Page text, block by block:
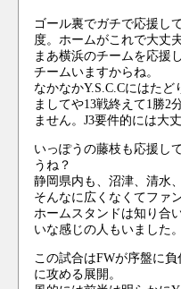
ゴール裏でガチで応援し
度。ホームがこれで大丈
まあ横浜のチームを応援
チームいますからね。
なかなかY.S.C.Cにはたど
ましてや13戦終えて1勝2
ません。J3要件的には大
いっぽうの藤枝も応援し
うね？
静岡県内も、沼津、清水
そんなに広くなくてファ
ホームスタンドは知り合
いな感じの人もいました。
この試合はFWが序盤に
に攻める展開。